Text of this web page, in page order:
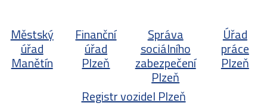
Městský
úřad
Manětín
Finanční
úřad
Plzeň
Správa
sociálního
zabezpečení
Plzeň
Úřad
práce
Plzeň
Registr vozidel Plzeň